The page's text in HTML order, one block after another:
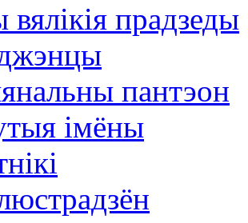
прадзеды
пантэон
імёны